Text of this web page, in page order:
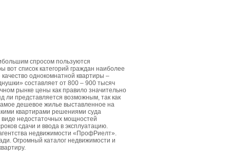
спросом пользуются
список категорий граждан наиболее
однокомнатной квартиры –
составляет от 800 – 900 тысяч
рынке цены как правило значительно
представляется возможным, так как
дешевое жилье выставленное на
квартирами решениями суда
недостаточных мощностей
сдачи и ввода в эксплуатацию.
недвижимости «ПрофРиелт».
Огромный каталог недвижимости и